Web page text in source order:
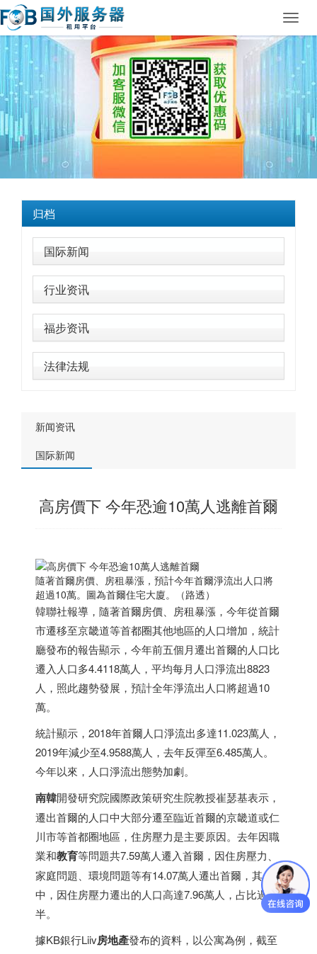
归档
国际新闻
行业资讯
福步资讯
法律法规
新闻资讯
国际新闻
高房價下 今年恐逾10萬人逃離首爾
隨著首爾房價、房租暴漲，預計今年首爾淨流出人口將
超過10萬。圖為首爾住宅大廈。（路透）
韓聯社報導，隨著首爾房價、房租暴漲，今年從首爾
市遷移至京畿道等首都圈其他地區的人口增加，統計
廳發布的報告顯示，今年前五個月遷出首爾的人口比
遷入人口多4.4118萬人，平均每月人口淨流出8823
人，照此趨勢發展，預計全年淨流出人口將超過10
萬。
統計顯示，2018年首爾人口淨流出多達11.023萬人，
2019年減少至4.9588萬人，去年反彈至6.485萬人。
今年以來，人口淨流出態勢加劇。
南韓開發研究院國際政策研究生院教授崔瑟基表示，
遷出首爾的人口中大部分遷至臨近首爾的京畿道或仁
川市等首都圈地區，住房壓力是主要原因。去年因職
業和教育等問題共7.59萬人遷入首爾，因住房壓力、
家庭問題、環境問題等有14.07萬人遷出首爾，其
中，因住房壓力遷出的人口高達7.96萬人，占比過
半。
據KB銀行Liiv房地產發布的資料，以公寓為例，截至